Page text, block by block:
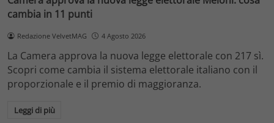
cambia in 11 punti
Redazione VelvetMAG 4 Agosto 2026
La Camera approva la nuova legge elettorale con 217 sì.
Scopri come cambia il sistema elettorale italiano con il
proporzionale e il premio di maggioranza.
Leggi di più